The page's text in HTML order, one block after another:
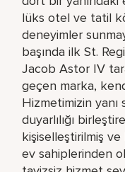
lüks otel ve tatil
deneyimler
başında ilk St.
Jacob Astor IV
geçen marka,
Hizmetimizin yanı
duyarlılığı
kişiselleştirilmiş
ev sahiplerinden